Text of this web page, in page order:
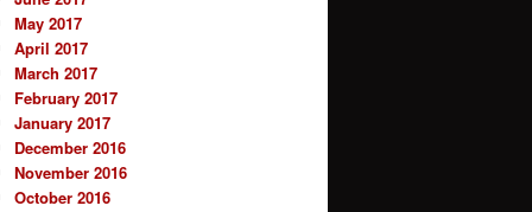
May 2017
April 2017
March 2017
February 2017
January 2017
December 2016
November 2016
October 2016